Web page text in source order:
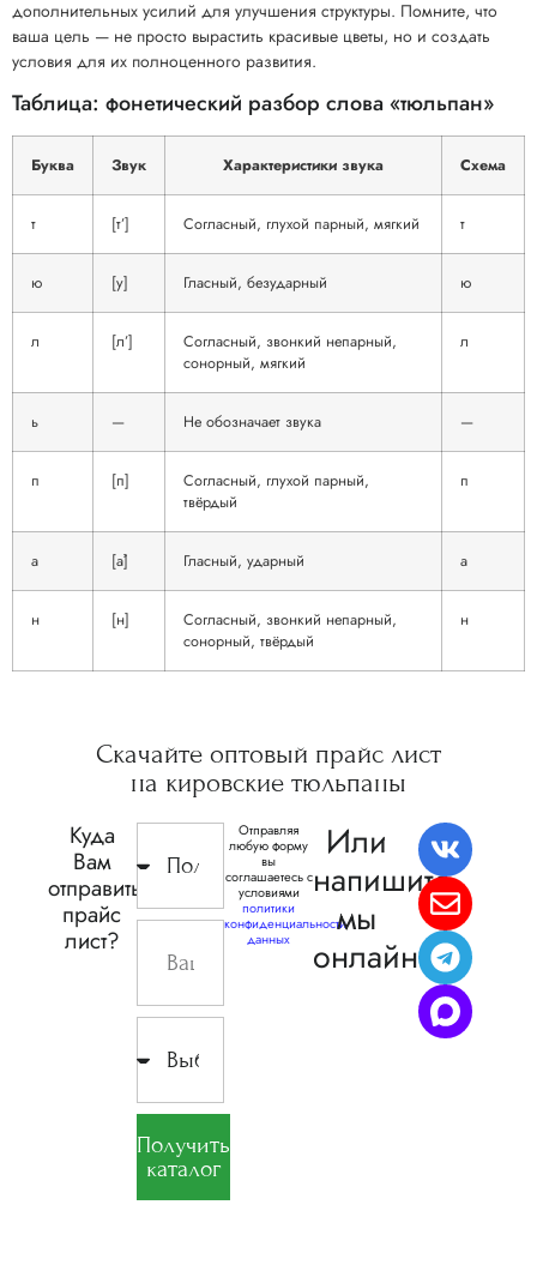
дополнительных усилий для улучшения структуры. Помните, что
ваша цель — не просто вырастить красивые цветы, но и создать
условия для их полноценного развития.
Таблица: фонетический разбор слова «тюльпан»
Буква Звук Характеристики звука Схема
т [т’] Согласный, глухой парный, мягкий т
ю [у] Гласный, безударный ю
л [л’]
Согласный, звонкий непарный,
сонорный, мягкий
л
ь — Не обозначает звука —
п [п]
Согласный, глухой парный,
твёрдый
п
а [а́] Гласный, ударный а
н [н]
Согласный, звонкий непарный,
сонорный, твёрдый
н
Скачайте оптовый прайс лист
на кировские тюльпаны
Куда
Вам
отправить
прайс
лист?
Получить
каталог
Отправляя
любую форму
вы
соглашаетесь с
условиями
политики
конфиденциальности
данных
Или
напишите,
мы
онлайн